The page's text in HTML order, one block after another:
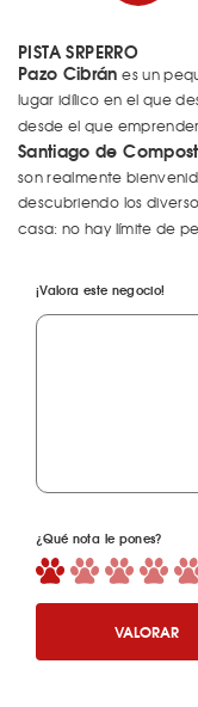
PISTA SRPERRO
Pazo Cibrán es un
lugar idílico en el que
desde el que
Santiago de
son realmente
descubriendo los
casa: no hay límite de
¡Valora este negocio!
¿Qué nota le pones?
VALORAR